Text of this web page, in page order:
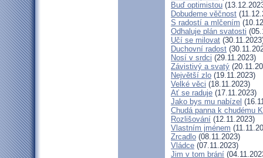
Buď optimistou
Dobudeme věčnost
S radostí a mlčením
Odhaluje plán svatosti
Učí se milovat
Duchovní radost
Nosí v srdci (29.11.2023)
Závistivý a svatý
Největší zlo (19.11.2023)
Velké věci (18.11.2023)
Ať se raduje (17.11.2023)
Jako bys mu nabízel
Chudá panna k chudému
Rozlišování (12.11.2023)
Vlastním jménem
Zrcadlo (08.11.2023)
Vládce (07.11.2023)
Jim v tom brání